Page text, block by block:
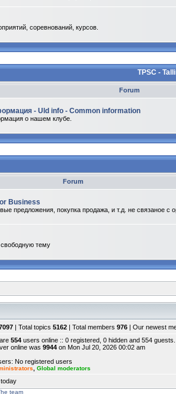
соревнований, курсов.
TPSC -
Forum
- Uld info - Common information
о нашем клубе.
Forum
Business
предложения, покупка продажа, и т.д. не связаное с
тему
| Total topics 5162 | Total members 976 | Our newest
554 users online :: 0 registered, 0 hidden and 554 guests.
online was 9944 on Mon Jul 20, 2026 00:02 am
No registered users
Global moderators
team